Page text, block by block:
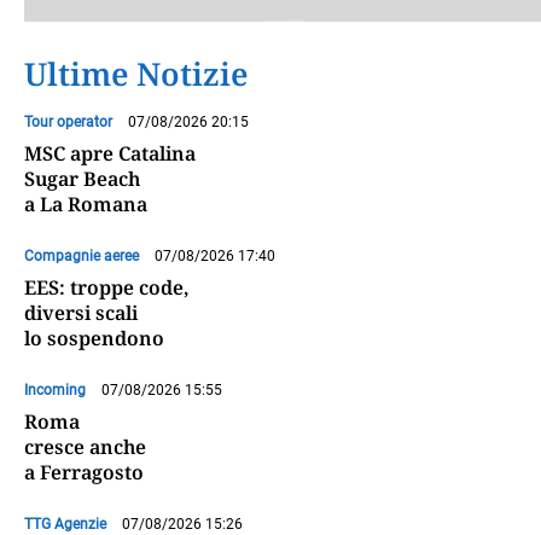
Ultime Notizie
Tour operator 07/08/2026 20:15
MSC apre Catalina
Sugar Beach
a La Romana
Compagnie aeree 07/08/2026 17:40
EES: troppe code,
diversi scali
lo sospendono
Incoming 07/08/2026 15:55
Roma
cresce anche
a Ferragosto
TTG Agenzie 07/08/2026 15:26